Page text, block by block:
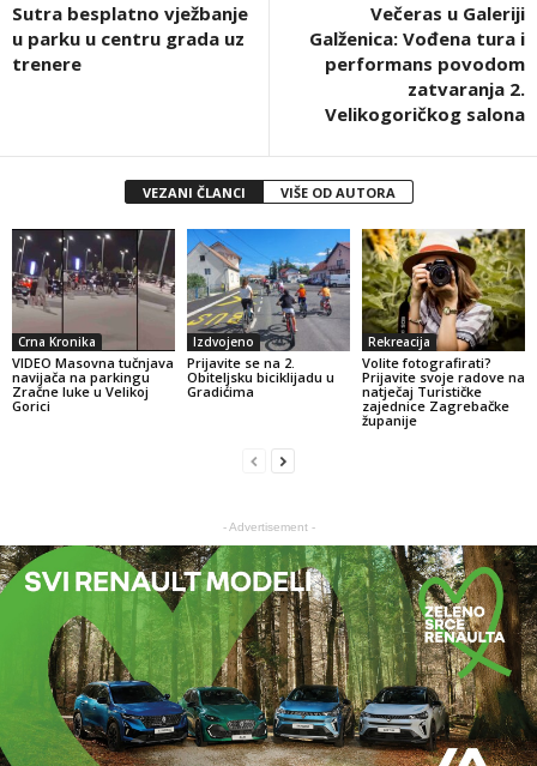
Sutra besplatno vježbanje
u parku u centru grada uz
trenere
Večeras u Galeriji
Galženica: Vođena tura i
performans povodom
zatvaranja 2.
Velikogoričkog salona
VEZANI ČLANCI VIŠE OD AUTORA
Crna Kronika
VIDEO Masovna tučnjava
navijača na parkingu
Zračne luke u Velikoj
Gorici
Izdvojeno
Prijavite se na 2.
Obiteljsku biciklijadu u
Gradićima
Rekreacija
Volite fotografirati?
Prijavite svoje radove na
natječaj Turističke
zajednice Zagrebačke
županije
- Advertisement -